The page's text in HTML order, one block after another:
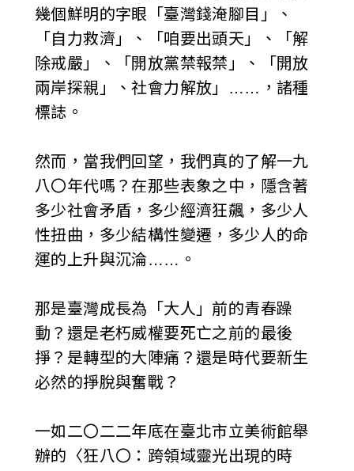
幾個鮮明的字眼「臺灣錢淹腳目」、
「自力救濟」、「咱要出頭天」、「解
除戒嚴」、「開放黨禁報禁」、「開放
兩岸探親」、社會力解放」……，諸種
標誌。
然而，當我們回望，我們真的了解一九
八〇年代嗎？在那些表象之中，隱含著
多少社會矛盾，多少經濟狂飆，多少人
性扭曲，多少結構性變遷，多少人的命
運的上升與沉淪……。
那是臺灣成長為「大人」前的青春躁
動？還是老朽威權要死亡之前的最後
掙？是轉型的大陣痛？還是時代要新生
必然的掙脫與奮戰？
一如二〇二二年底在臺北市立美術館舉
辦的〈狂八〇：跨領域靈光出現的時